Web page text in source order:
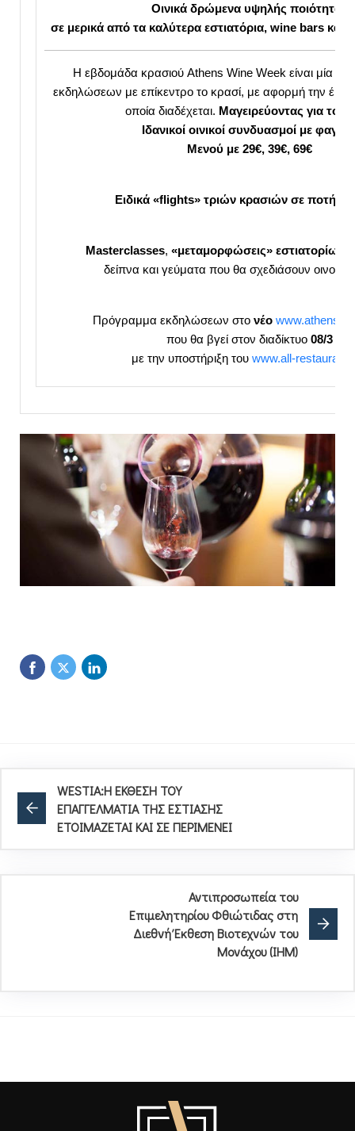
Οινικά δρώμενα υψηλής ποιότητας
σε μερικά από τα καλύτερα εστιατόρια, wine bars και
Η εβδομάδα κρασιού Athens Wine Week είναι μία
εκδηλώσεων με επίκεντρο το κρασί, με αφορμή την
οποία διαδέχεται. Μαγειρεύοντας για το
Ιδανικοί οινικοί συνδυασμοί με
Μενού με 29€, 39€, 69€
Eιδικά «flights» τριών κρασιών σε ποτήρι
Masterclasses, «μεταμορφώσεις» εστιατορίων
δείπνα και γεύματα που θα σχεδιάσουν
Πρόγραμμα εκδηλώσεων στο νέο
που θα βγεί στον διαδίκτυο 08/3
με την υποστήριξη του www.all-
WESTIA:Η ΕΚΘΕΣΗ ΤΟΥ
ΕΠΑΓΓΕΛΜΑΤΙΑ ΤΗΣ ΕΣΤΙΑΣΗΣ
ΕΤΟΙΜΑΖΕΤΑΙ ΚΑΙ ΣΕ ΠΕΡΙΜΕΝΕΙ
Αντιπροσωπεία του
Επιμελητηρίου Φθιώτιδας στη
Διεθνή Έκθεση Βιοτεχνών του
Μονάχου (IHM)